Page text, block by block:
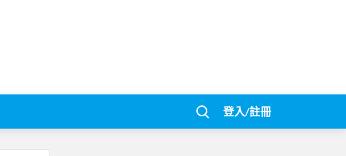
登入/註冊